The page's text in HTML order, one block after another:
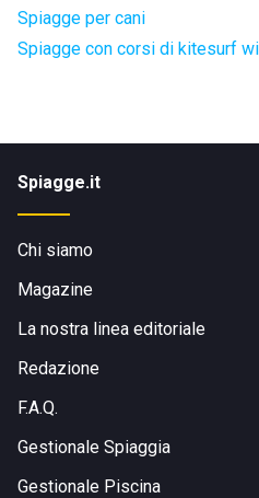
Spiagge per cani
Spiagge con corsi di kitesurf
Spiagge.it
Chi siamo
Magazine
La nostra linea editoriale
Redazione
F.A.Q.
Gestionale Spiaggia
Gestionale Piscina